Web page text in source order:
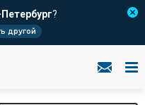
?
другой